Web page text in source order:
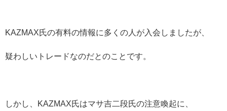
KAZMAX氏の有料の情報に多くの人が入会しましたが、
疑わしいトレードなのだとのことです。
しかし、KAZMAX氏はマサ吉二段氏の注意喚起に、